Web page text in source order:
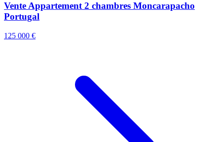
Vente Appartement 2 chambres Moncarapacho
Portugal
125 000 €